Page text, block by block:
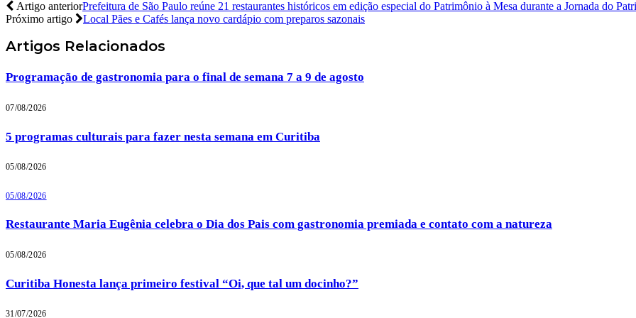
Artigo anteriorPrefeitura de São Paulo reúne 21 restaurantes históricos em edição especial do Patrimônio à Mesa durante a Jornada do
Próximo artigo
Local Pães e Cafés lança novo cardápio com preparos sazonais
Artigos Relacionados
Programação de gastronomia para o final de semana 7 a 9 de agosto
07/08/2026
5 programas culturais para fazer nesta semana em Curitiba
05/08/2026
05/08/2026
Restaurante Maria Eugênia celebra o Dia dos Pais com gastronomia premiada e contato com a natureza
05/08/2026
Curitiba Honesta lança primeiro festival “Oi, que tal um docinho?”
31/07/2026